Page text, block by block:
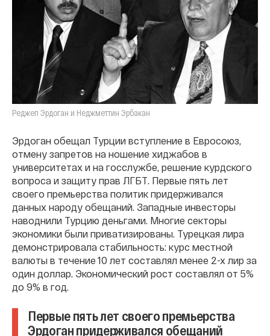
Реджеп Эрдоган и Неджметтин Эрбакан
Эрдоган обещал Турции вступление в Евросоюз,
отмену запретов на ношение хиджабов в
университетах и на госслужбе, решение курдского
вопроса и защиту прав ЛГБТ. Первые пять лет
своего премьерства политик придерживался
данных народу обещаний. Западные инвесторы
наводнили Турцию деньгами. Многие секторы
экономики были приватизированы. Турецкая лира
демонстрировала стабильность: курс местной
валюты в течение 10 лет составлял менее 2-х лир за
один доллар. Экономический рост составлял от 5%
до 9% в год.
Первые пять лет своего премьерства
Эрдоган придерживался обещаний